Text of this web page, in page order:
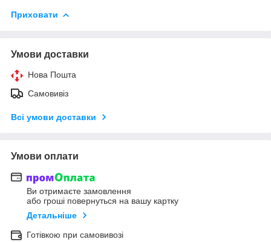
Приховати
Умови доставки
Нова Пошта
Самовивіз
Всі умови доставки
Умови оплати
Ви отримаєте замовлення
або гроші повернуться на вашу картку
Детальніше
Готівкою при самовивозі